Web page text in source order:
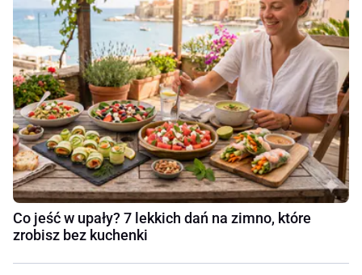
Co jeść w upały? 7 lekkich dań na zimno, które
zrobisz bez kuchenki